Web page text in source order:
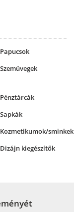
Papucsok
Szemüvegek
Pénztárcák
Sapkák
Kozmetikumok/sminkek
Dizájn kiegészítők